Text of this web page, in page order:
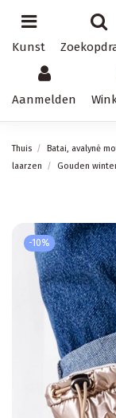
Kunst
Aanmelden
Thuis Batai, avalynė
laarzen
Gouden
-10%